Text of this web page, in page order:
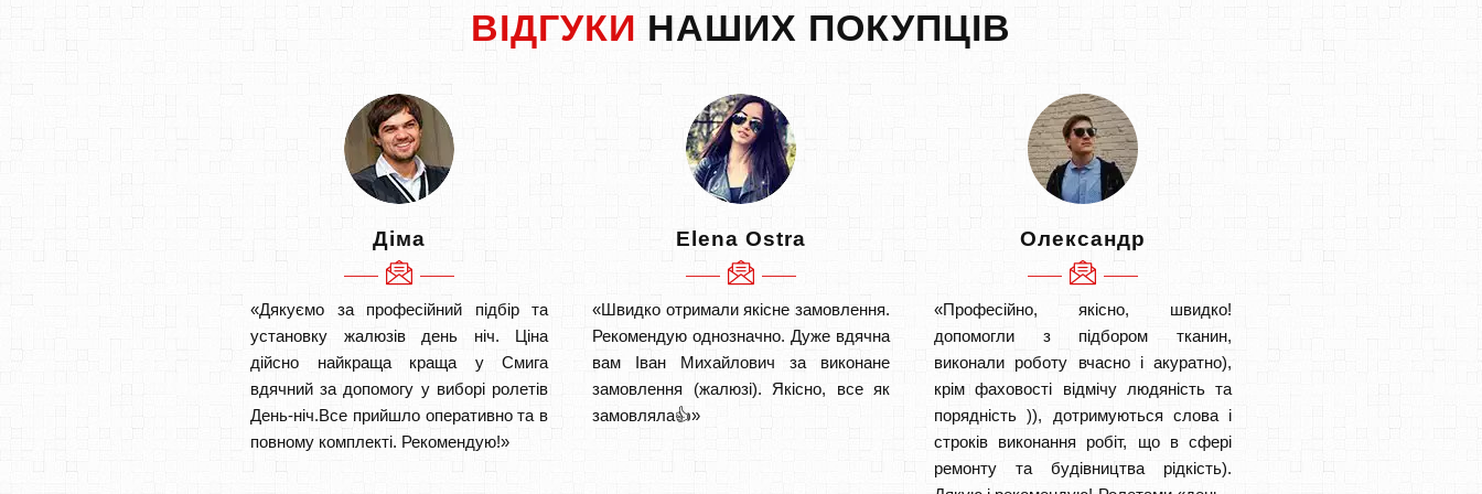
ВІДГУКИ НАШИХ ПОКУПЦІВ
Діма
«Дякуємо за професійний підбір та
установку жалюзів день ніч. Ціна
дійсно найкраща краща у Смига
вдячний за допомогу у виборі ролетів
День-ніч.Все прийшло оперативно та в
повному комплекті. Рекомендую!»
Elena Ostra
«Швидко отримали якісне замовлення.
Рекомендую однозначно. Дуже вдячна
вам Іван Михайлович за виконане
замовлення (жалюзі). Якісно, все як
замовляла👍»
Олександр
«Професійно, якісно, швидко!
допомогли з підбором тканин,
виконали роботу вчасно і акуратно),
крім фаховості відмічу людяність та
порядність )), дотримуються слова і
строків виконання робіт, що в сфері
ремонту та будівництва рідкість).